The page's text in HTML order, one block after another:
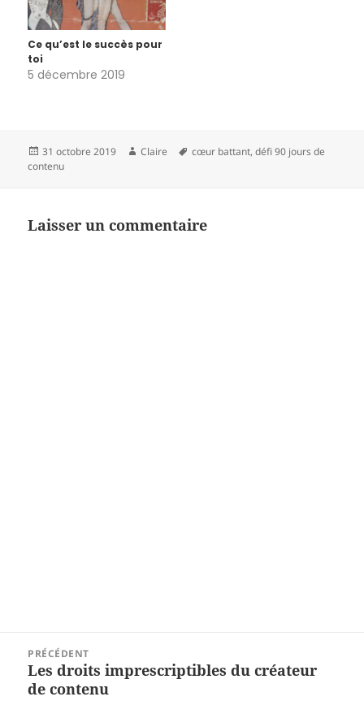
Ce qu’est le succès pour
toi
5 décembre 2019
Publié
le
31 octobre 2019 Auteur
Claire
Mots-
cœur battant,défi 90 jours de
contenu
Laisser un commentaire
l’article
PRÉCÉDENT
Article
précédent :
Les droits imprescriptibles du créateur
de contenu